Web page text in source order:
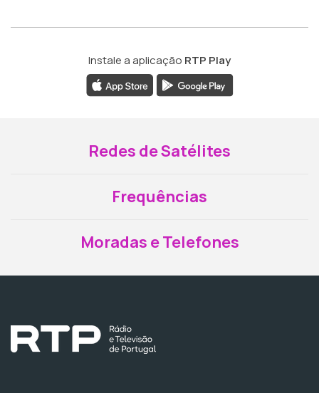
Instale a aplicação RTP Play
Redes de Satélites
Frequências
Moradas e Telefones